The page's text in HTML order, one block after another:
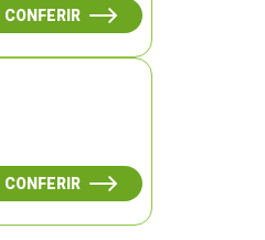
CONFERIR
CONFERIR